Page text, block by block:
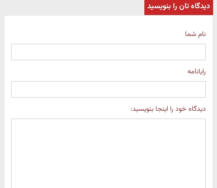
دیدگاه تان را بنویسید
نام شما
رایانامه
دیدگاه خود را اینجا بنویسید: